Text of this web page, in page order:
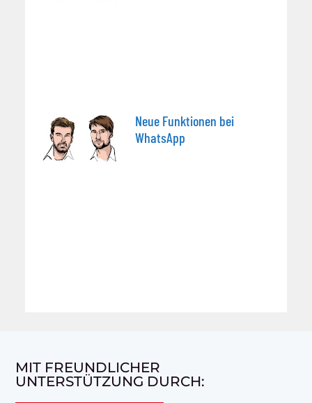
Neue Funktionen bei
WhatsApp
MIT FREUNDLICHER
UNTERSTÜTZUNG DURCH: